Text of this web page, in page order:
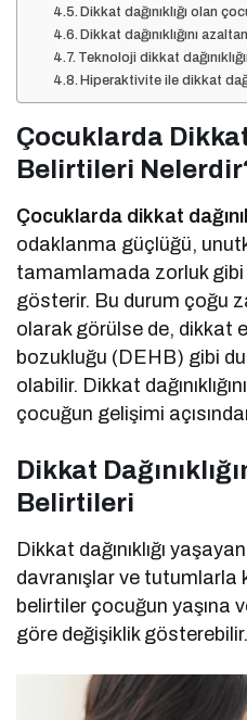
Dikkat dağınıklığı olan
Dikkat dağınıklığını
Teknoloji dikkat
Hiperaktivite ile dikkat
Çocuklarda Dikkat
Belirtileri
Çocuklarda dikkat
odaklanma güçlüğü,
tamamlamada zorluk gibi
gösterir. Bu durum çoğu
olarak görülse de, dikkat
bozukluğu (DEHB) gibi
olabilir. Dikkat
çocuğun gelişimi
Dikkat
Belirtileri
Dikkat dağınıklığı
davranışlar ve tutumlarla
belirtiler çocuğun yaşına
göre değişiklik gösterebilir.